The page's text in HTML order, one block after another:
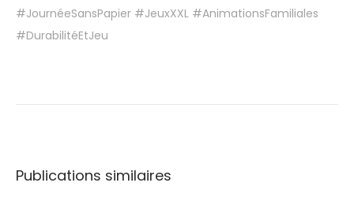
#JournéeSansPapier #JeuxXXL #AnimationsFamiliales
#DurabilitéEtJeu
z
Publications similaires